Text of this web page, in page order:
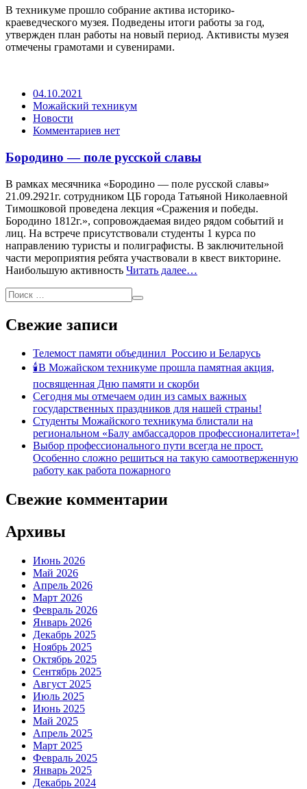
В техникуме прошло собрание актива историко-
краеведческого музея. Подведены итоги работы за год,
утвержден план работы на новый период. Активисты музея
отмечены грамотами и сувенирами.
04.10.2021
Можайский техникум
Новости
Комментариев нет
Бородино — поле русской славы
В рамках месячника «Бородино — поле русской славы»
21.09.2921г. сотрудником ЦБ города Татьяной Николаевной
Тимошковой проведена лекция «Сражения и победы.
Бородино 1812г.», сопровождаемая видео рядом событий и
лиц. На встрече присутствовали студенты 1 курса по
направлению туристы и полиграфисты. В заключительной
части мероприятия ребята участвовали в квест викторине.
Наибольшую активность Читать далее…
Свежие записи
Телемост памяти объединил Россию и Беларусь
🕯В Можайском техникуме прошла памятная акция,
посвященная Дню памяти и скорби
Сегодня мы отмечаем один из самых важных
государственных праздников для нашей страны!
Студенты Можайского техникума блистали на
региональном «Балу амбассадоров профессионалитета»!
Выбор профессионального пути всегда не прост.
Особенно сложно решиться на такую самоотверженную
работу как работа пожарного
Свежие комментарии
Архивы
Июнь 2026
Май 2026
Апрель 2026
Март 2026
Февраль 2026
Январь 2026
Декабрь 2025
Ноябрь 2025
Октябрь 2025
Сентябрь 2025
Август 2025
Июль 2025
Июнь 2025
Май 2025
Апрель 2025
Март 2025
Февраль 2025
Январь 2025
Декабрь 2024